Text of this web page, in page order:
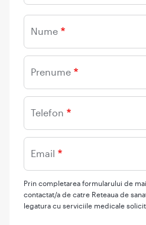
Nume
Prenume
Telefon
Email
Prin completarea formularului de
contactat/a de catre Reteaua de
legatura cu serviciile medicale